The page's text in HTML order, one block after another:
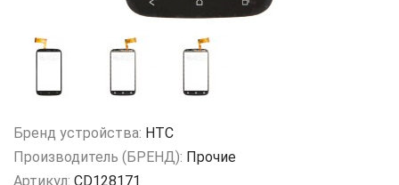
Бренд устройства: HTC
Производитель (БРЕНД): Прочие
Артикул: CD128171